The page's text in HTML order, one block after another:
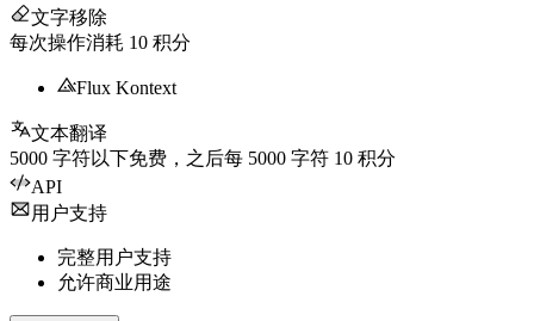
文字移除
每次操作消耗 10 积分
Flux Kontext
文本翻译
5000 字符以下免费，之后每 5000 字符 10 积分
API
用户支持
完整用户支持
允许商业用途